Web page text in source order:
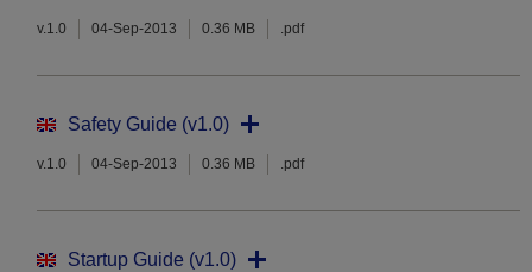
v.1.0 04-Sep-2013 0.36 MB .pdf
Safety Guide (v1.0)
v.1.0 04-Sep-2013 0.36 MB .pdf
Startup Guide (v1.0)